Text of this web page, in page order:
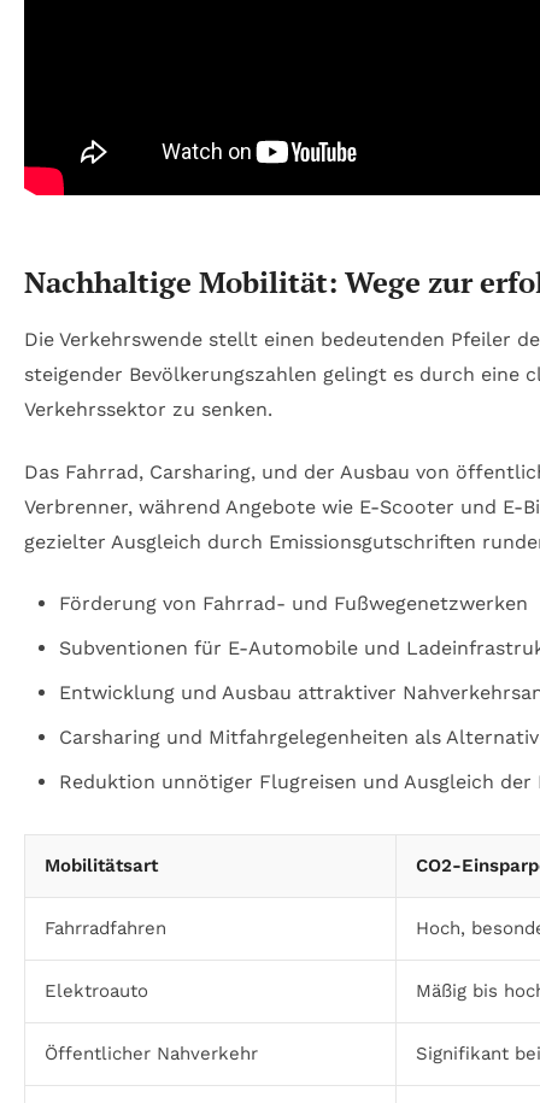
Nachhaltige Mobilität: Wege zur
Die Verkehrswende stellt einen bedeutenden Pfeiler
steigender Bevölkerungszahlen gelingt es durch eine
Verkehrssektor zu senken.
Das Fahrrad, Carsharing, und der Ausbau von
Verbrenner, während Angebote wie E-Scooter und
gezielter Ausgleich durch Emissionsgutschriften
Förderung von Fahrrad- und Fußwegenetzwerken
Subventionen für E-Automobile und
Entwicklung und Ausbau attraktiver
Carsharing und Mitfahrgelegenheiten als
Reduktion unnötiger Flugreisen und Ausgleich der
Mobilitätsart CO2-
Fahrradfahren Hoch,
Elektroauto Mäßig bis
Öffentlicher Nahverkehr Signifikant